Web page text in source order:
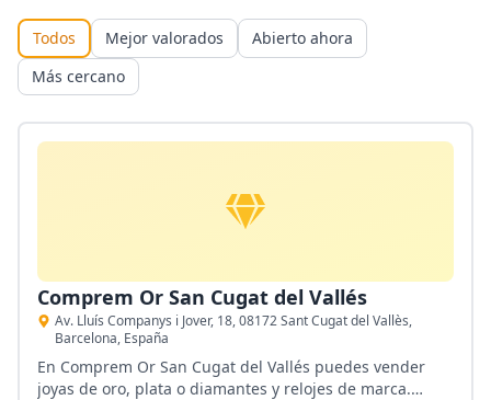
Todos Mejor valorados
Abierto ahora
Más cercano
Comprem Or San Cugat del Vallés
Av. Lluís Companys i Jover, 18, 08172 Sant Cugat del Vallès,
Barcelona, España
En Comprem Or San Cugat del Vallés puedes vender
joyas de oro, plata o diamantes y relojes de marca.